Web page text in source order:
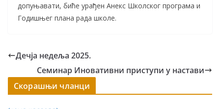
допуњавати, биће урађен Анекс Школског програма и
Годишњег плана рада школе.
Дечја недеља 2025.
Семинар Иновативни приступи у настави
Скорашњи чланци